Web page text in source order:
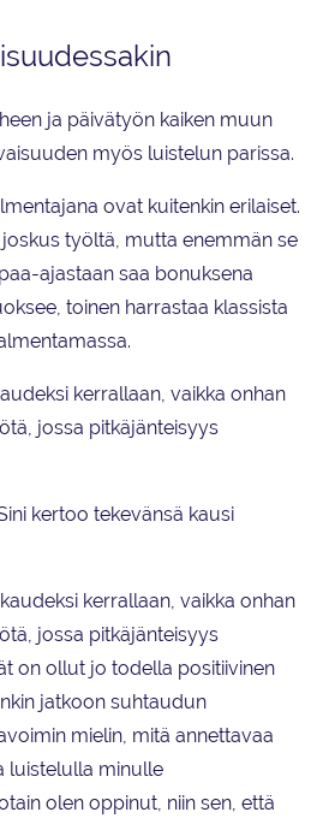
ja päivätyön kaiken muun
myös luistelun parissa.
ovat kuitenkin erilaiset.
työltä, mutta enemmän se
ajastaan saa bonuksena
toinen harrastaa klassista
kerrallaan, vaikka onhan
jossa pitkäjänteisyys
kertoo tekevänsä kausi
kerrallaan, vaikka onhan
jossa pitkäjänteisyys
on ollut jo todella positiivinen
jatkoon suhtaudun
mielin, mitä annettavaa
luistelulla minulle
olen oppinut, niin sen, että